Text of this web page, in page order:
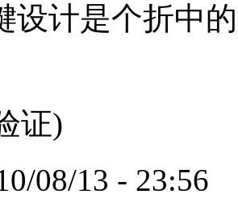
设计是个折中
证)
08/13 - 23:56